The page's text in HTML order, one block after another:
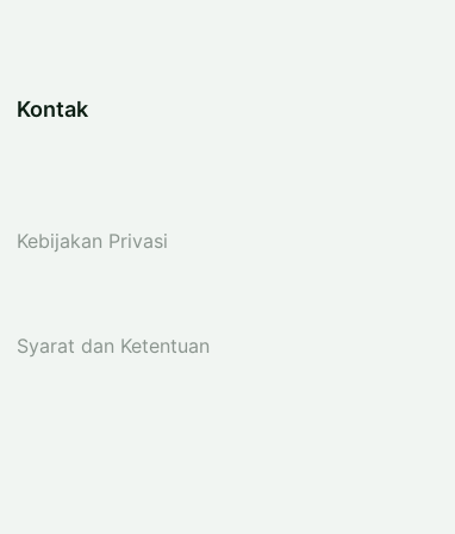
Kontak
Kebijakan Privasi
Syarat dan Ketentuan